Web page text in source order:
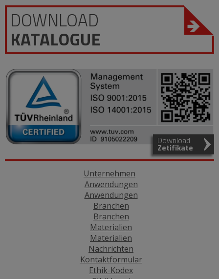
DOWNLOAD
KATALOGUE
Download
Zetifikate
Unternehmen
Anwendungen
Anwendungen
Branchen
Branchen
Materialien
Materialien
Nachrichten
Kontaktformular
Ethik-Kodex